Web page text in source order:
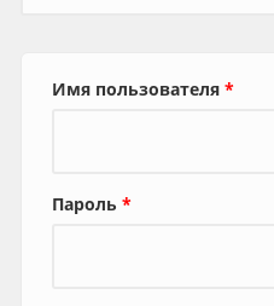
Имя пользователя *
Пароль *